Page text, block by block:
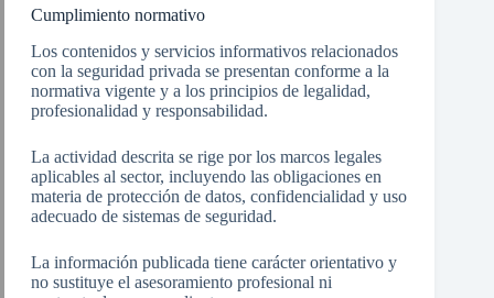
Cumplimiento normativo
Los contenidos y servicios informativos relacionados
con la seguridad privada se presentan conforme a la
normativa vigente y a los principios de legalidad,
profesionalidad y responsabilidad.
La actividad descrita se rige por los marcos legales
aplicables al sector, incluyendo las obligaciones en
materia de protección de datos, confidencialidad y uso
adecuado de sistemas de seguridad.
La información publicada tiene carácter orientativo y
no sustituye el asesoramiento profesional ni